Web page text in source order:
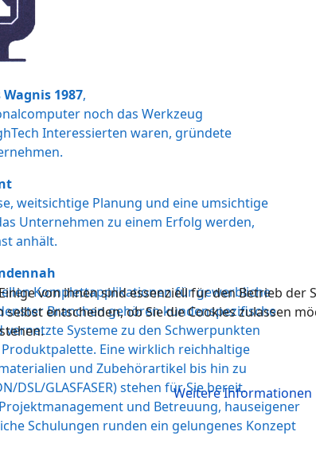
Wagnis 1987,
noch das Werkzeug
Interessierten waren, gründete
weitsichtige Planung und eine umsichtige
Unternehmen zu einem Erfolg werden,
anhält.
Komplettapplikationen fürgewerbliche
Branchengehören kundenspezifische
vernetzte Systeme zu den Schwerpunkten
Eine wirklich reichhaltige
und Zubehörartikel bis hin zu
DSL/GLASFASER)stehen für Sie bereit.
und Betreuung, hauseigener
Schulungen runden ein gelungenes Konzept
von ihnen sind essenziell für den Betrieb
selbst entscheiden, ob Sie die Cookies zulassen
Weitere Informationen